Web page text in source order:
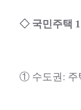
◇ 국민주택
① 수도권: 주